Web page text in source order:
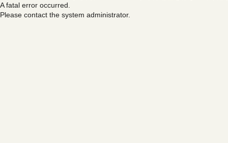
A fatal error occurred.
Please contact the system administrator.